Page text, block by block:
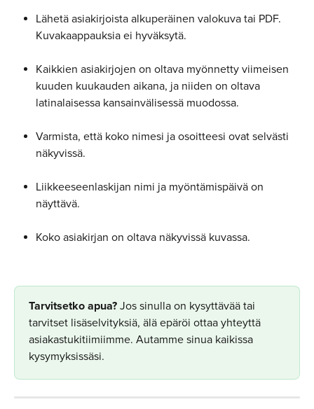
Lähetä asiakirjoista alkuperäinen valokuva tai PDF.
Kuvakaappauksia ei hyväksytä.
Kaikkien asiakirjojen on oltava myönnetty viimeisen
kuuden kuukauden aikana, ja niiden on oltava
latinalaisessa kansainvälisessä muodossa.
Varmista, että koko nimesi ja osoitteesi ovat selvästi
näkyvissä.
Liikkeeseenlaskijan nimi ja myöntämispäivä on
näyttävä.
Koko asiakirjan on oltava näkyvissä kuvassa.
​Tarvitsetko apua? Jos sinulla on kysyttävää tai
tarvitset lisäselvityksiä, älä epäröi ottaa yhteyttä
asiakastukitiimiimme. Autamme sinua kaikissa
kysymyksissäsi.